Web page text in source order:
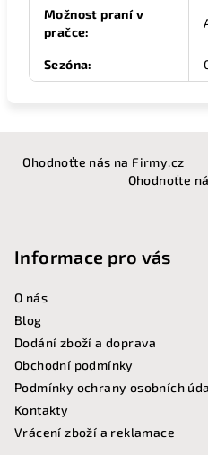
Možnost praní v
pračce:
Sezóna:
Ohodnoťte nás na Firmy.cz
Ohodnoťte
Informace pro vás
O nás
Blog
Dodání zboží a doprava
Obchodní podmínky
Podmínky ochrany osobních
Kontakty
Vrácení zboží a reklamace